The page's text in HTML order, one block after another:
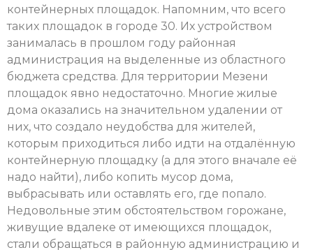
контейнерных площадок. Напомним, что всего
таких площадок в городе 30. Их устройством
занималась в прошлом году районная
администрация на выделенные из областного
бюджета средства. Для территории Мезени
площадок явно недостаточно. Многие жилые
дома оказались на значительном удалении от
них, что создало неудобства для жителей,
которым приходиться либо идти на отдалённую
контейнерную площадку (а для этого вначале её
надо найти), либо копить мусор дома,
выбрасывать или оставлять его, где попало.
Недовольные этим обстоятельством горожане,
живущие вдалеке от имеющихся площадок,
стали обращаться в районную администрацию и